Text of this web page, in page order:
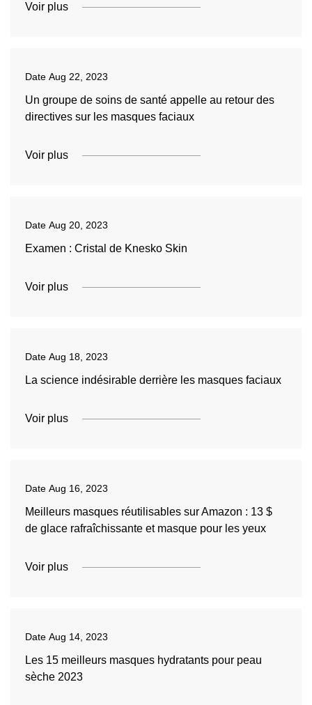
Voir plus
Date Aug 22, 2023
Un groupe de soins de santé appelle au retour des
directives sur les masques faciaux
Voir plus
Date Aug 20, 2023
Examen : Cristal de Knesko Skin
Voir plus
Date Aug 18, 2023
La science indésirable derrière les masques faciaux
Voir plus
Date Aug 16, 2023
Meilleurs masques réutilisables sur Amazon : 13 $
de glace rafraîchissante et masque pour les yeux
Voir plus
Date Aug 14, 2023
Les 15 meilleurs masques hydratants pour peau
sèche 2023